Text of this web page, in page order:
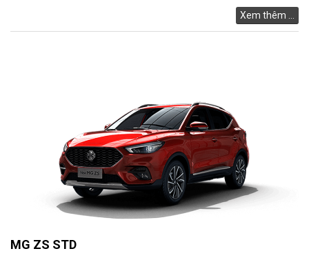
Xem thêm ...
MG ZS STD